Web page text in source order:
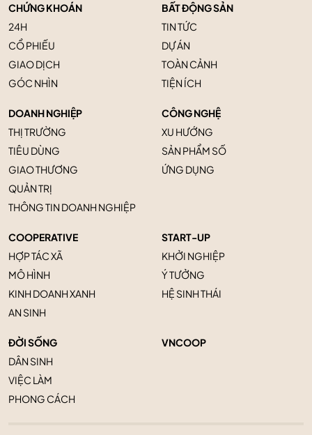
CHỨNG KHOÁN
24H
CỔ PHIẾU
GIAO DỊCH
GÓC NHÌN
BẤT ĐỘNG SẢN
TIN TỨC
DỰ ÁN
TOÀN CẢNH
TIỆN ÍCH
DOANH NGHIỆP
THỊ TRƯỜNG
TIÊU DÙNG
GIAO THƯƠNG
QUẢN TRỊ
THÔNG TIN DOANH NGHIỆP
CÔNG NGHỆ
XU HƯỚNG
SẢN PHẨM SỐ
ỨNG DỤNG
COOPERATIVE
HỢP TÁC XÃ
MÔ HÌNH
KINH DOANH XANH
AN SINH
START-UP
KHỞI NGHIỆP
Ý TƯỞNG
HỆ SINH THÁI
ĐỜI SỐNG
DÂN SINH
VIỆC LÀM
PHONG CÁCH
VNCOOP